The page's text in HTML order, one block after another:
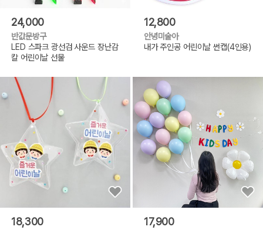
24,000
반값문방구
LED 스파크 광선검 사운드 장난감
칼 어린이날 선물
12,800
안녕미술아
내가 주인공 어린이날 썬캡(4인용)
18,300 17,900